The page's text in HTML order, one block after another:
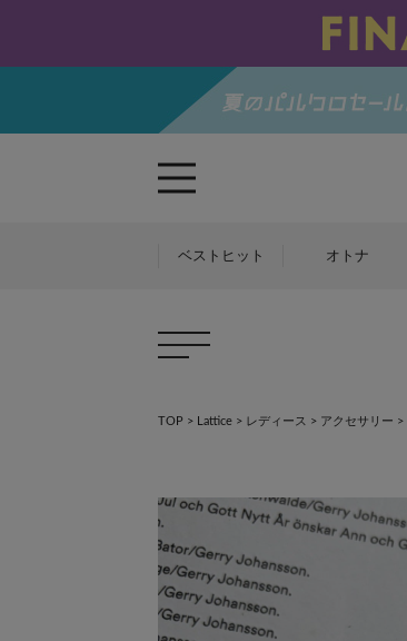
ベストヒット オトナ
TOP > Lattice > レディース > アクセサリー >